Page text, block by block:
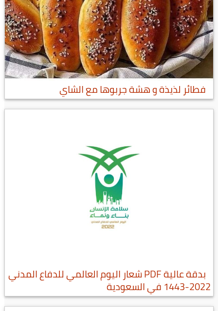
فطائر لذيذة و هشة جربوها مع الشاي
بدقة عالية PDF شعار اليوم العالمي للدفاع المدني
2022-1443 في السعودية